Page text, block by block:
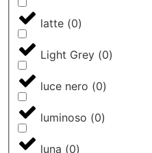
latte (0)
Light Grey (0)
luce nero (0)
luminoso (0)
luna (0)